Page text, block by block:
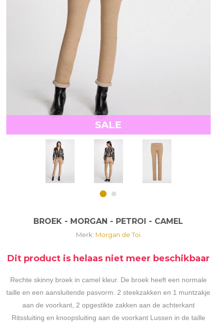
SALE
BROEK - MORGAN - PETROI - CAMEL
Merk: Morgan de Toi
Dit product is helaas niet meer beschikbaar
Rechte skinny broek in camel kleur. De broek heeft een normale
taille en een aansluitende pasvorm. 2 steekzakken en 1 muntzakje
aan de voorkant, 2 opgestikte zakken aan de achterkant
Ritssluiting en knoopsluiting aan de voorkant Lussen in de taille